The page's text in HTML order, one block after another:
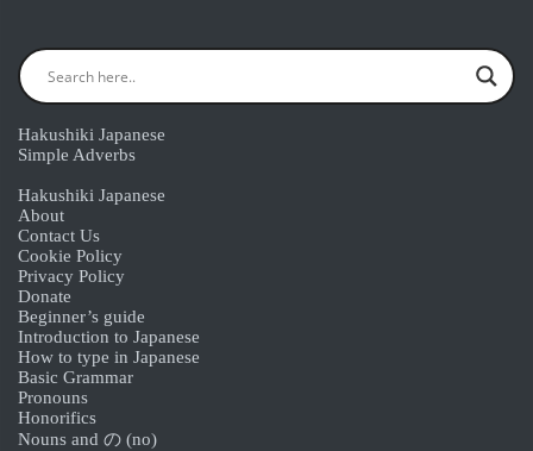
Hakushiki Japanese
Simple Adverbs
Hakushiki Japanese
About
Contact Us
Cookie Policy
Privacy Policy
Donate
Beginner’s guide
Introduction to Japanese
How to type in Japanese
Basic Grammar
Pronouns
Honorifics
Nouns and の (no)